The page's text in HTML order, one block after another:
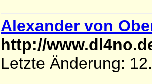
Alexander von
http://
Letzte Änderung: